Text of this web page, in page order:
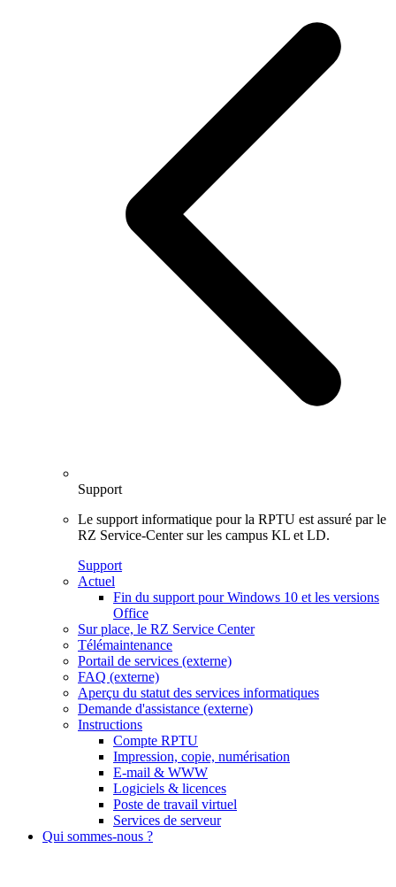
Support
Le support informatique pour la RPTU est assuré par le
RZ Service-Center sur les campus KL et LD.
Support
Actuel
Fin du support pour Windows 10 et les versions
Office
Sur place, le RZ Service Center
Télémaintenance
Portail de services (externe)
FAQ (externe)
Aperçu du statut des services informatiques
Demande d'assistance (externe)
Instructions
Compte RPTU
Impression, copie, numérisation
E-mail & WWW
Logiciels & licences
Poste de travail virtuel
Services de serveur
Qui sommes-nous ?